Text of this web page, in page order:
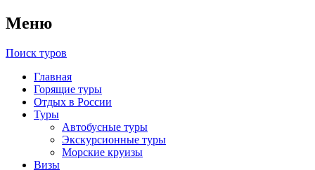
Меню
Поиск туров
Главная
Горящие туры
Отдых в России
Туры
Автобусные туры
Экскурсионные туры
Морские круизы
Визы